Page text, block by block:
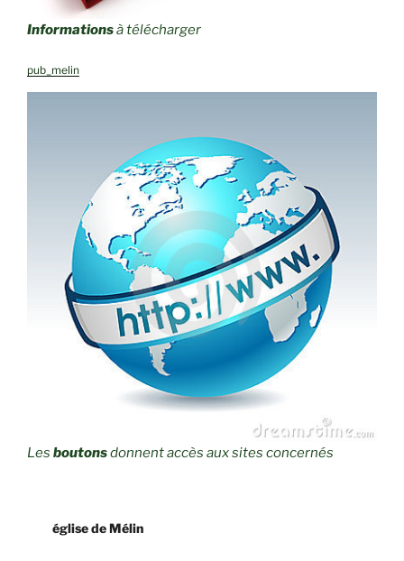
Informationsà télécharger
pub_melin
Les boutonsdonnent accès aux sites concernés
église de Mélin